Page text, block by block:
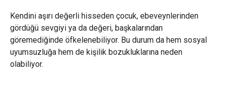
Kendini aşırı değerli hisseden çocuk, ebeveynlerinden
gördüğü sevgiyi ya da değeri, başkalarından
göremediğinde öfkelenebiliyor. Bu durum da hem sosyal
uyumsuzluğa hem de kişilik bozukluklarına neden
olabiliyor.